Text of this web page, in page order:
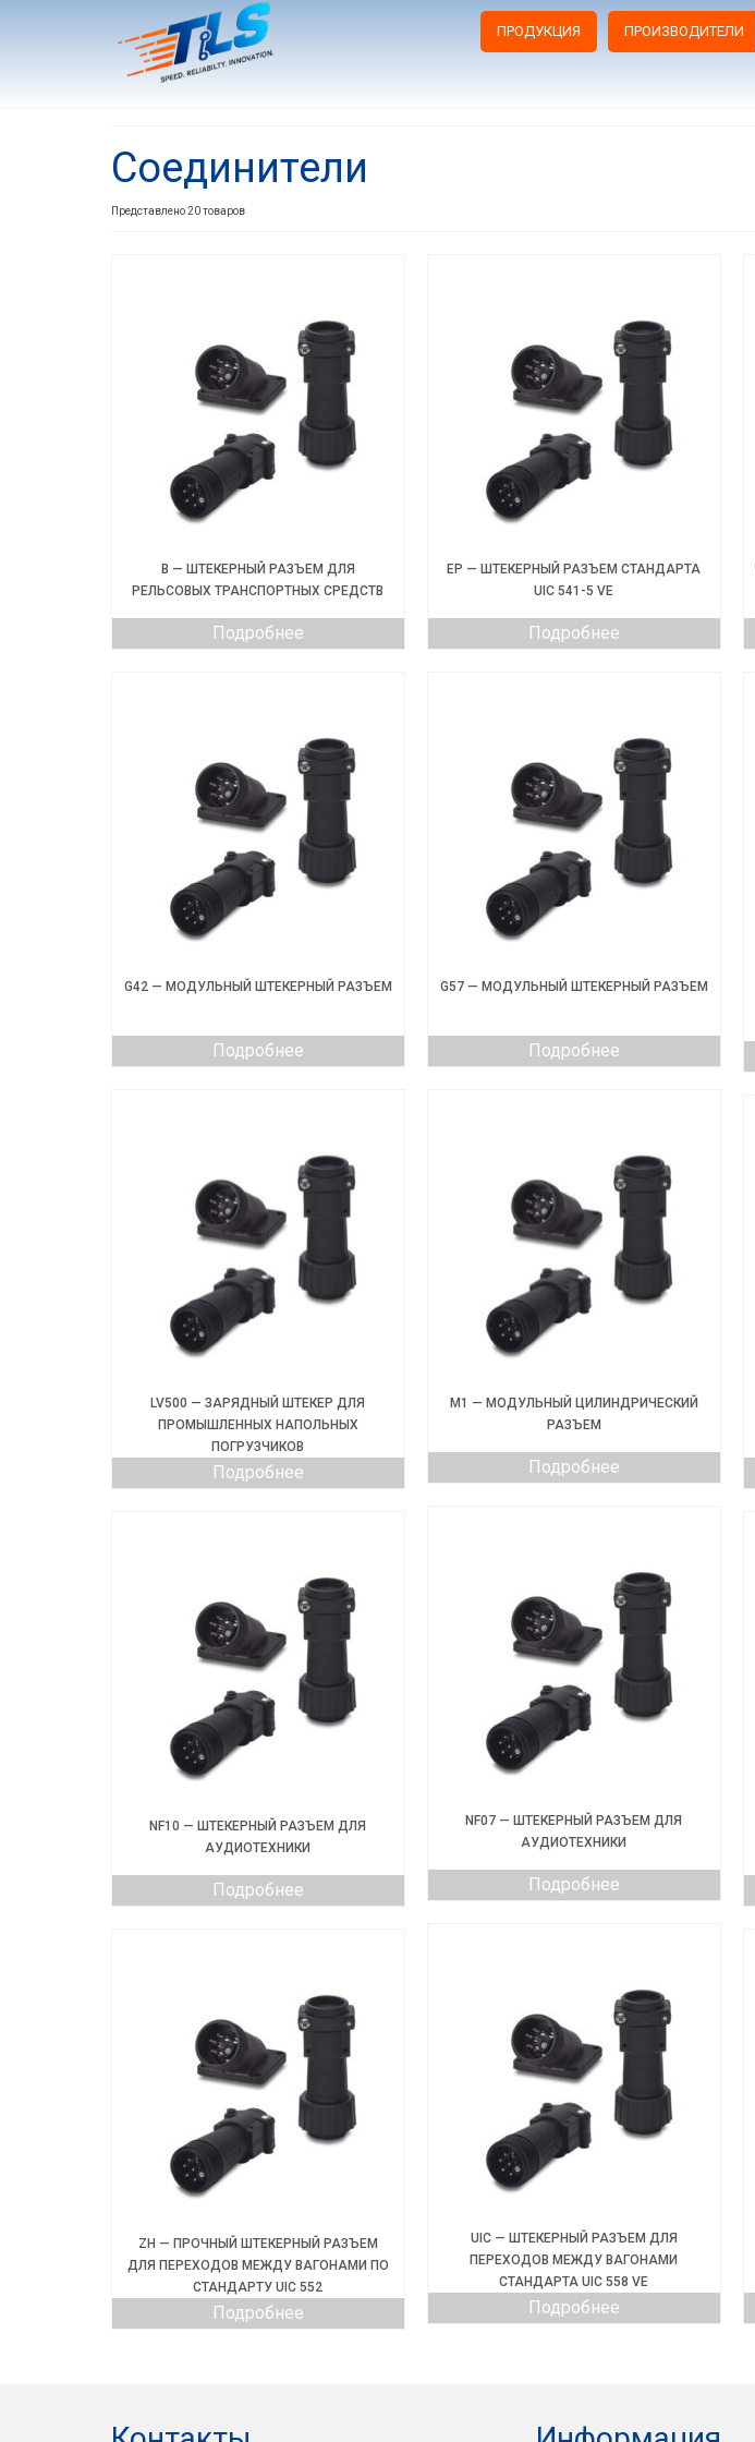
ПРОДУКЦИЯ ПРОИЗВОДИТЕЛИ
Соединители
Представлено 20 товаров
B — ШТЕКЕРНЫЙ РАЗЪЕМ ДЛЯ
РЕЛЬСОВЫХ ТРАНСПОРТНЫХ СРЕДСТВ
Подробнее
EP — ШТЕКЕРНЫЙ РАЗЪЕМ СТАНДАРТА
UIC 541-5 VE
Подробнее
G42 — МОДУЛЬНЫЙ ШТЕКЕРНЫЙ РАЗЪЕМ
Подробнее
G57 — МОДУЛЬНЫЙ ШТЕКЕРНЫЙ РАЗЪЕМ
Подробнее
LV500 — ЗАРЯДНЫЙ ШТЕКЕР ДЛЯ
ПРОМЫШЛЕННЫХ НАПОЛЬНЫХ
ПОГРУЗЧИКОВ
Подробнее
M1 — МОДУЛЬНЫЙ ЦИЛИНДРИЧЕСКИЙ
РАЗЪЕМ
Подробнее
NF07 — ШТЕКЕРНЫЙ РАЗЪЕМ ДЛЯ
АУДИОТЕХНИКИ
Подробнее
NF10 — ШТЕКЕРНЫЙ РАЗЪЕМ ДЛЯ
АУДИОТЕХНИКИ
Подробнее
UIC — ШТЕКЕРНЫЙ РАЗЪЕМ ДЛЯ
ПЕРЕХОДОВ МЕЖДУ ВАГОНАМИ
СТАНДАРТА UIC 558 VE
Подробнее
ZH — ПРОЧНЫЙ ШТЕКЕРНЫЙ РАЗЪЕМ
ДЛЯ ПЕРЕХОДОВ МЕЖДУ ВАГОНАМИ ПО
СТАНДАРТУ UIC 552
Подробнее